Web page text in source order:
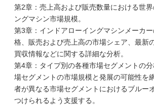
第2章：売上高および販売数量における世
ングマシン市場規模。
第3章：インドアローイングマシンメーカ
格、販売および売上高の市場シェア、最新
買収情報などに関する詳細な分析。
第4章：タイプ別の各種市場セグメントの
場セグメントの市場規模と発展の可能性を
者が異なる市場セグメントにおけるブルー
つけられるよう支援する。